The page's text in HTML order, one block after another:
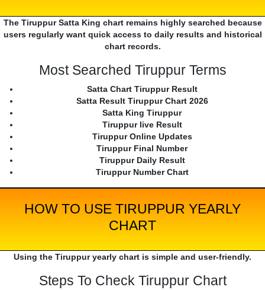
The Tiruppur Satta King chart remains highly searched because
users regularly want quick access to daily results and historical
chart records.
Most Searched Tiruppur Terms
Satta Chart Tiruppur Result
Satta Result Tiruppur Chart 2026
Satta King Tiruppur
Tiruppur live Result
Tiruppur Online Updates
Tiruppur Final Number
Tiruppur Daily Result
Tiruppur Number Chart
HOW TO USE TIRUPPUR YEARLY
CHART
Using the Tiruppur yearly chart is simple and user-friendly.
Steps To Check Tiruppur Chart